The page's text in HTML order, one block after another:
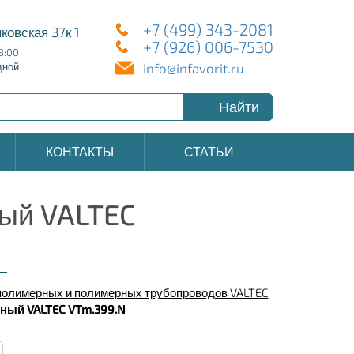
37к 1
+7 (499) 343-2081
+7 (926) 006-7530
info@infavorit.ru
Найти
КОНТАКТЫ СТАТЬИ
VALTEC
и полимерных трубопроводов VALTEC
VALTEC VTm.399.N